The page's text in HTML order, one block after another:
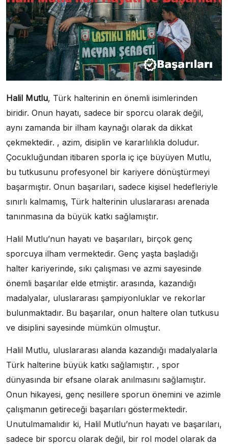
Halil Mutlu, Türk halterinin en önemli isimlerinden
biridir. Onun hayatı, sadece bir sporcu olarak değil,
aynı zamanda bir ilham kaynağı olarak da dikkat
çekmektedir. , azim, disiplin ve kararlılıkla doludur.
Çocukluğundan itibaren sporla iç içe büyüyen Mutlu,
bu tutkusunu profesyonel bir kariyere dönüştürmeyi
başarmıştır. Onun başarıları, sadece kişisel hedefleriyle
sınırlı kalmamış, Türk halterinin uluslararası arenada
tanınmasına da büyük katkı sağlamıştır.
Halil Mutlu’nun hayatı ve başarıları, birçok genç
sporcuya ilham vermektedir. Genç yaşta başladığı
halter kariyerinde, sıkı çalışması ve azmi sayesinde
önemli başarılar elde etmiştir. arasında, kazandığı
madalyalar, uluslararası şampiyonluklar ve rekorlar
bulunmaktadır. Bu başarılar, onun haltere olan tutkusu
ve disiplini sayesinde mümkün olmuştur.
Halil Mutlu, uluslararası alanda kazandığı madalyalarla
Türk halterine büyük katkı sağlamıştır. , spor
dünyasında bir efsane olarak anılmasını sağlamıştır.
Onun hikayesi, genç nesillere sporun önemini ve azimle
çalışmanın getireceği başarıları göstermektedir.
Unutulmamalıdır ki, Halil Mutlu’nun hayatı ve başarıları,
sadece bir sporcu olarak değil, bir rol model olarak da